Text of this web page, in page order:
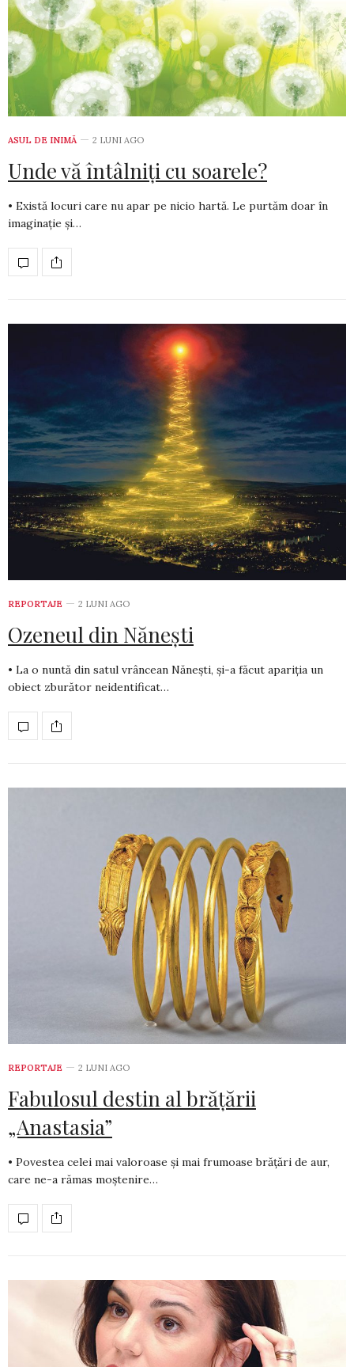
ASUL DE INIMĂ 2 LUNI AGO
Unde vă întâlniți cu soarele?
• Există locuri care nu apar pe nicio hartă. Le purtăm doar în
ima­ginație și…
REPORTAJE 2 LUNI AGO
Ozeneul din Nănești
• La o nuntă din satul vrâncean Nănești, și-a făcut apariția un
obiect zburător neidentificat…
REPORTAJE 2 LUNI AGO
Fabulosul destin al brățării
„Anastasia”
• Povestea celei mai valoroase și mai frumoase brățări de aur,
care ne-a rămas moștenire…